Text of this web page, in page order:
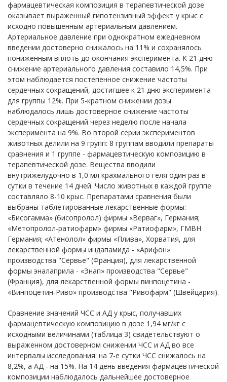
фармацевтическая композиция в терапевтической дозе
оказывает выраженный гипотензивный эффект у крыс с
исходно повышенным артериальным давлением.
Артериальное давление при однократном ежедневном
введении достоверно снижалось на 11% и сохранялось
пониженным вплоть до окончания эксперимента. К 21 дню
снижение артериального давления составило 14,5%. При
этом наблюдается постепенное снижение частоты
сердечных сокращений, достигшее к 21 дню эксперимента
для группы 12%. При 5-кратном снижении дозы
наблюдалось лишь достоверное снижение частоты
сердечных сокращений через неделю после начала
эксперимента на 9%. Во второй серии экспериментов
животных делили на 9 групп: 8 группам вводили препараты
сравнения и 1 группе - фармацевтическую композицию в
терапевтической дозе. Вещества вводили
внутрижелудочно в 1,0 мл крахмального геля один раз в
сутки в течение 14 дней. Число животных в каждой группе
составляло 8-10 крыс. Препаратами сравнения были
выбраны таблетированные лекарственные формы:
«Бисогамма» (бисопролол) фирмы «Верваг», Германия;
«Метопролол-ратиофарм» фирмы «Ратиофарм», ГМВН
Германия; «Атенолол» фирмы «Плива», Хорватия, для
лекарственной формы индапамида - «Арифон»
производства "Сервье" (Франция), для лекарственной
формы эналаприла - «Энап» производства "Сервье"
(Франция), для лекарственной формы винпоцетина -
«Винпоцетин-Риво» производства "Ривофарм" (Швейцария).
Сравнение значений ЧСС и АД у крыс, получавших
фармацевтическую композицию в дозе 1,94 мг/кг с
исходными величинами (таблица 3) свидетельствуют о
выраженном достоверном снижении ЧСС и АД во все
интервалы исследования: на 7-е сутки ЧСС снижалось на
8,2%, а АД - на 15%. На 14 день введения фармацевтической
композиции наблюдалось дальнейшее достоверное